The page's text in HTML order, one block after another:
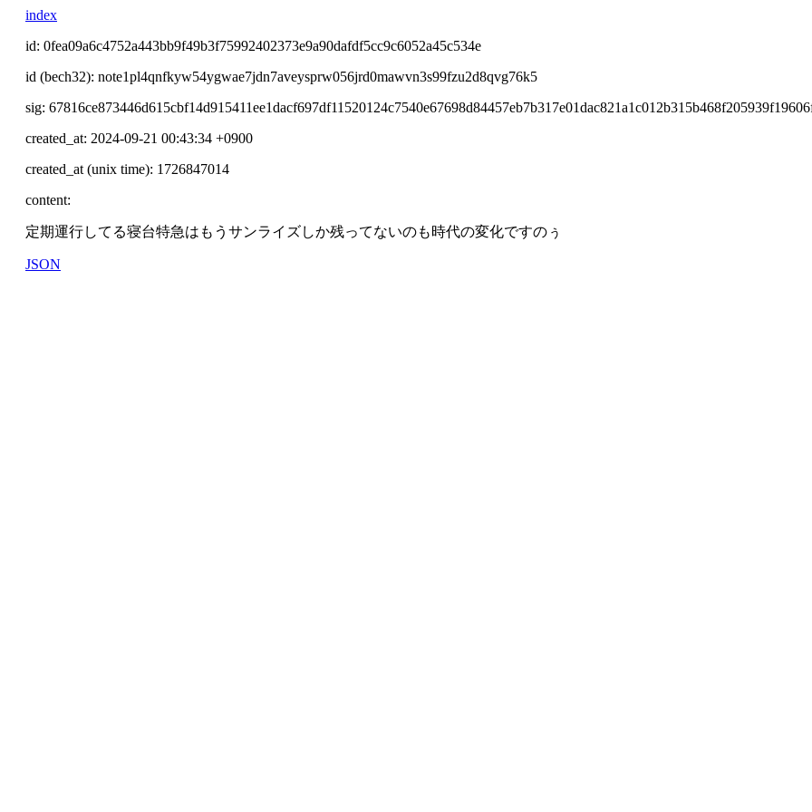
index
id: 0fea09a6c4752a443bb9f49b3f75992402373e9a90dafdf5cc9c6052a45c534e
id (bech32): note1pl4qnfkyw54ygwae7jdn7aveysprw056jrd0mawvn3s99fzu2d8qvg76k5
sig:
created_at: 2024-09-21 00:43:34 +0900
created_at (unix time): 1726847014
content:
定期運行してる寝台特急はもうサンライズしか残ってないのも時代の変化ですのぅ
JSON